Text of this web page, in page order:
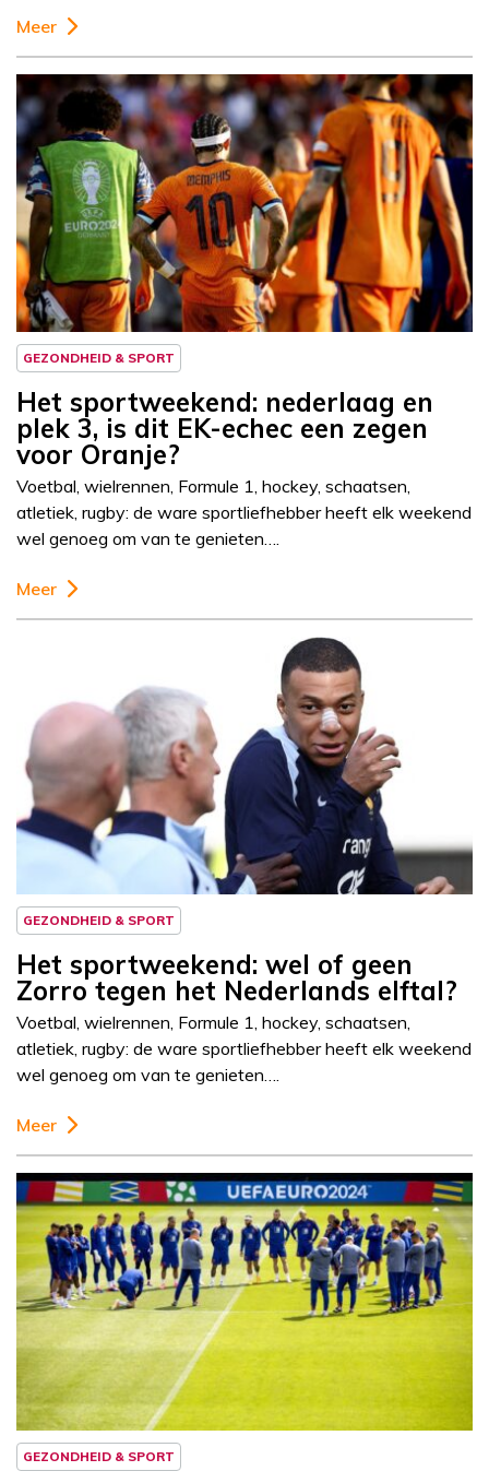
Meer
GEZONDHEID & SPORT
Het sportweekend: nederlaag en
plek 3, is dit EK-echec een zegen
voor Oranje?
Voetbal, wielrennen, Formule 1, hockey, schaatsen,
atletiek, rugby: de ware sportliefhebber heeft elk weekend
wel genoeg om van te genieten….
Meer
GEZONDHEID & SPORT
Het sportweekend: wel of geen
Zorro tegen het Nederlands elftal?
Voetbal, wielrennen, Formule 1, hockey, schaatsen,
atletiek, rugby: de ware sportliefhebber heeft elk weekend
wel genoeg om van te genieten….
Meer
GEZONDHEID & SPORT